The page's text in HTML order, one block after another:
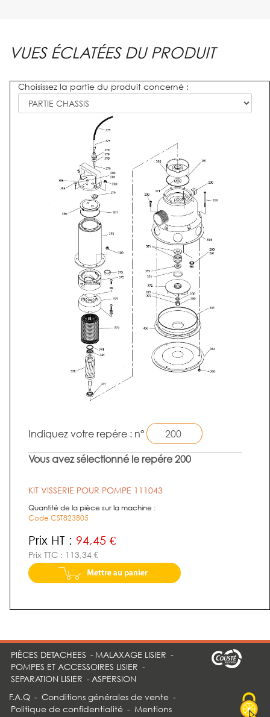
VUES ÉCLATÉES DU PRODUIT
Choisissez la partie du produit concerné :
Indiquez votre repére : n°
Vous avez sélectionné le repére 200
KIT VISSERIE POUR POMPE 111043
Quantité de la pièce sur la machine :
Code CST823805
Prix HT : 94,45 €
Prix TTC : 113,34 €
PIÈCES DETACHEES -MALAXAGE LISIER -
POMPES ET ACCESSOIRES LISIER -
SEPARATION LISIER -ASPERSION
F.A.Q - Conditions générales de vente -
Politique de confidentialité - Mentions